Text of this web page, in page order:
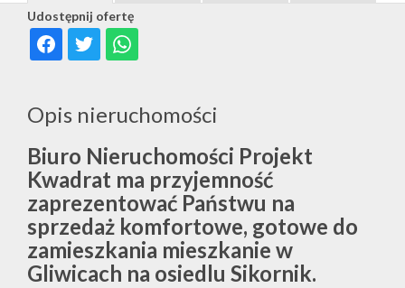
Udostępnij ofertę
Opis nieruchomości
Biuro Nieruchomości Projekt
Kwadrat ma przyjemność
zaprezentować Państwu na
sprzedaż komfortowe, gotowe do
zamieszkania mieszkanie w
Gliwicach na osiedlu Sikornik.